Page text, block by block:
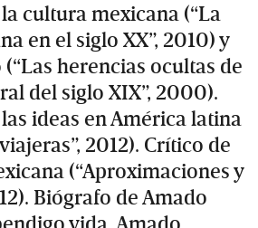
cultura mexicana (“La
en el siglo XX”, 2010) y
herencias ocultas de
del siglo XIX”, 2000).
ideas en América latina
2012). Crítico de
(“Aproximaciones y
Biógrafo de Amado